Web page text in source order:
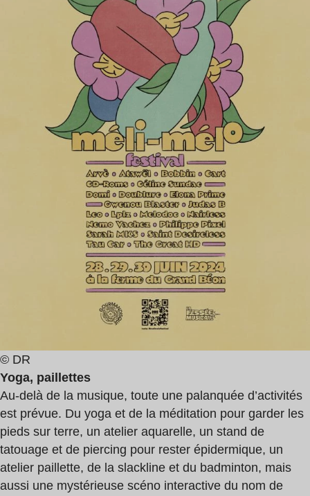
© DR
Yoga, paillettes
Au-delà de la musique, toute une palanquée d’activités
est prévue. Du yoga et de la méditation pour garder les
pieds sur terre, un atelier aquarelle, un stand de
tatouage et de piercing pour rester épidermique, un
atelier paillette, de la slackline et du badminton, mais
aussi une mystérieuse scéno interactive du nom de